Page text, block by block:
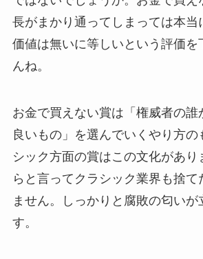
長がまかり通ってしまっては本当
価値は無いに等しいという評価を
んね。
お金で買えない賞は「権威者の誰
良いもの」を選んでいくやり方の
シック方面の賞はこの文化があり
らと言ってクラシック業界も捨て
ません。しっかりと腐敗の匂いが
す。